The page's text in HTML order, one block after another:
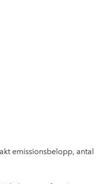
emissionsbelopp, antal